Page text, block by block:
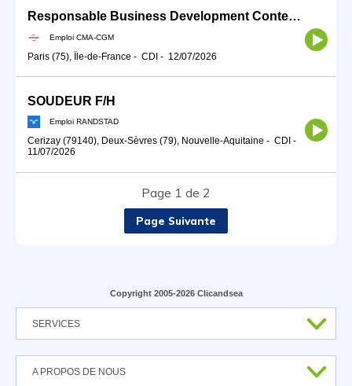
Responsable Business Development Contenus Digitaux (F/H)
Emploi CMA-CGM
Paris (75), Île-de-France - CDI - 12/07/2026
SOUDEUR F/H
Emploi RANDSTAD
Cerizay (79140), Deux-Sèvres (79), Nouvelle-Aquitaine - CDI -
11/07/2026
Page 1 de 2
Page Suivante
Copyright 2005-2026 Clicandsea
SERVICES
A PROPOS DE NOUS